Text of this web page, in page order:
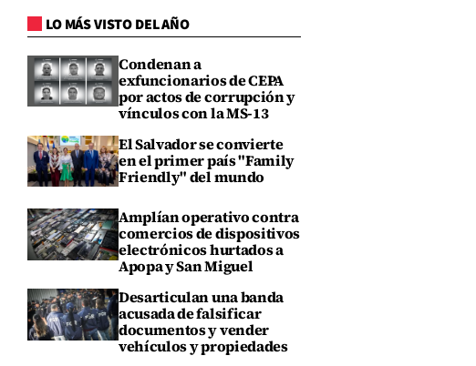
LO MÁS VISTO DEL AÑO
Condenan a
exfuncionarios de CEPA
por actos de corrupción y
vínculos con la MS-13
El Salvador se convierte
en el primer país "Family
Friendly" del mundo
Amplían operativo contra
comercios de dispositivos
electrónicos hurtados a
Apopa y San Miguel
Desarticulan una banda
acusada de falsificar
documentos y vender
vehículos y propiedades